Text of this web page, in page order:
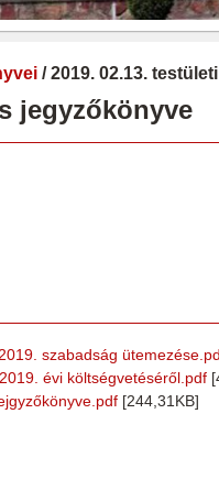
/ 2019. 02.13.
jegyzőkönyve
szabadság
évi költségvetéséről.pdf
[244,31KB]